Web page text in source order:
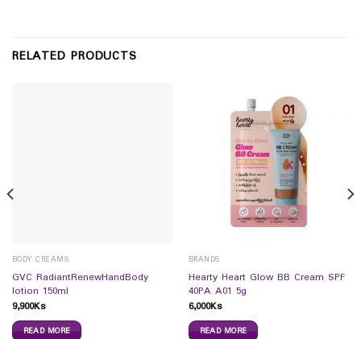
RELATED PRODUCTS
BODY CREAMS
GVC RadiantRenewHandBody
lotion 150ml
9,900Ks
READ MORE
BRANDS
Hearty Heart Glow BB Cream SPF
40PA A01 5g
6,000Ks
READ MORE